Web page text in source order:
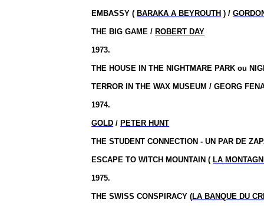
EMBASSY ( BARAKA A BEYROUTH ) /
THE BIG GAME / ROBERT DAY
1973.
THE HOUSE IN THE NIGHTMARE PARK ou
TERROR IN THE WAX MUSEUM / GEORG
1974.
GOLD / PETER HUNT
THE STUDENT CONNECTION - UN PAR DE
ESCAPE TO WITCH MOUNTAIN ( LA
1975.
THE SWISS CONSPIRACY (LA BANQUE DU